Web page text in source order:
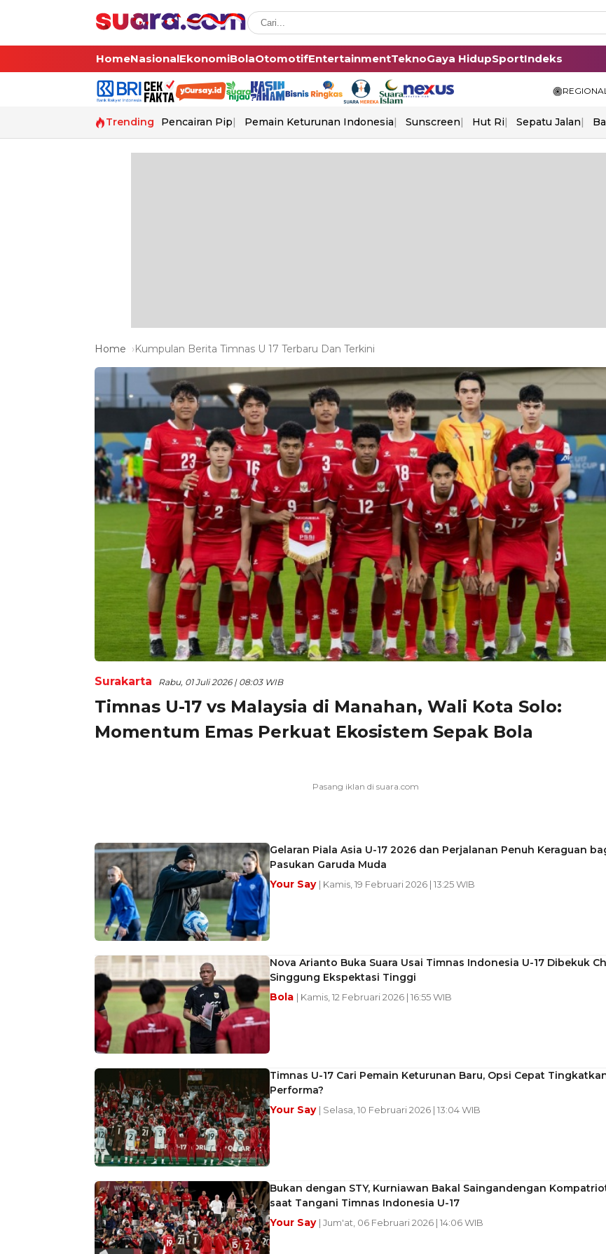
HomeNasionalEkonomiBolaOtomotifEntertainmentTeknoGaya HidupSportIndeks
Trending Pencairan Pip Pemain Keturunan Indonesia Sunscreen Hut Ri Sepatu Jalan
Home Kumpulan Berita Timnas U 17 Terbaru Dan Terkini
Surakarta Rabu, 01 Juli 2026 | 08:03 WIB
Timnas U-17 vs Malaysia di Manahan, Wali Kota Solo:
Momentum Emas Perkuat Ekosistem Sepak Bola
Gelaran Piala Asia U-17 2026 dan Perjalanan Penuh Keraguan
Pasukan Garuda Muda
Your Say | Kamis, 19 Februari 2026 | 13:25 WIB
Nova Arianto Buka Suara Usai Timnas Indonesia U-17 Dibekuk
Singgung Ekspektasi Tinggi
Bola | Kamis, 12 Februari 2026 | 16:55 WIB
Timnas U-17 Cari Pemain Keturunan Baru, Opsi Cepat
Performa?
Your Say | Selasa, 10 Februari 2026 | 13:04 WIB
Bukan dengan STY, Kurniawan Bakal Saingandengan
saat Tangani Timnas Indonesia U-17
Your Say | Jum'at, 06 Februari 2026 | 14:06 WIB